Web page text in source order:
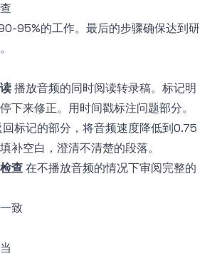
95%的工作。最后的步骤确保达到研
播放音频的同时阅读转录稿。标记明
下来修正。用时间戳标注问题部分。
回标记的部分，将音频速度降低到0.75
补空白，澄清不清楚的段落。
查在不播放音频的情况下审阅完整的
致